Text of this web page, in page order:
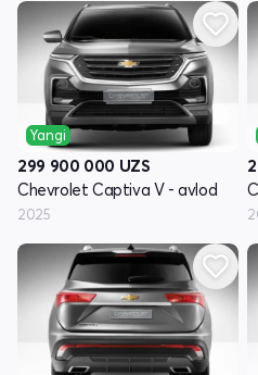
Yangi
299 900 000 UZS
Chevrolet Captiva V - avlod
2025